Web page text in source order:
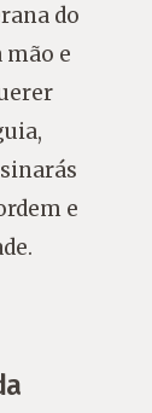
do
e
e